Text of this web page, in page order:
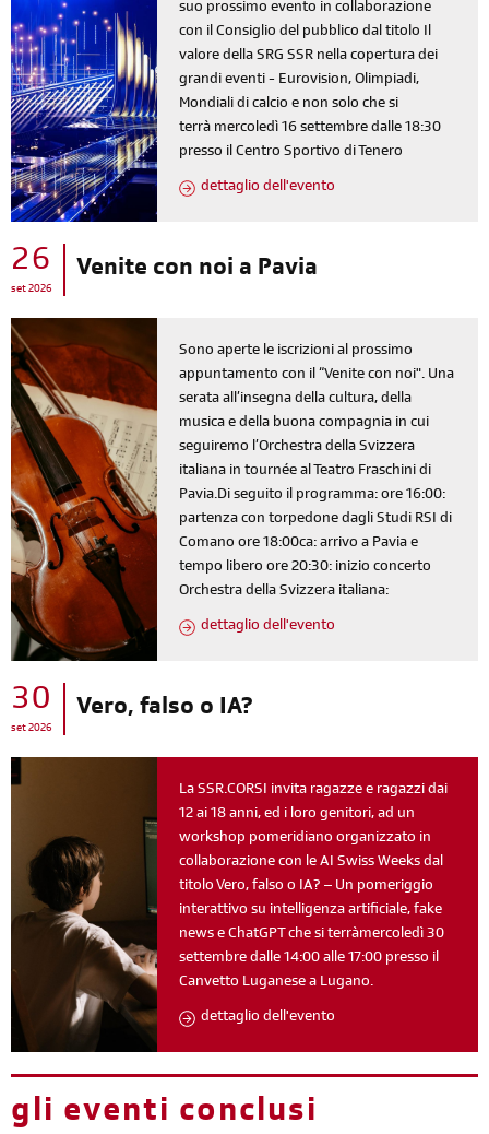
suo prossimo evento in collaborazione
con il Consiglio del pubblico dal titolo Il
valore della SRG SSR nella copertura dei
grandi eventi - Eurovision, Olimpiadi,
Mondiali di calcio e non solo che si
terrà mercoledì 16 settembre dalle 18:30
presso il Centro Sportivo di Tenero
dettaglio dell'evento
26
set 2026
Venite con noi a Pavia
Sono aperte le iscrizioni al prossimo
appuntamento con il “Venite con noi". Una
serata all’insegna della cultura, della
musica e della buona compagnia in cui
seguiremo l’Orchestra della Svizzera
italiana in tournée al Teatro Fraschini di
Pavia.Di seguito il programma: ore 16:00:
partenza con torpedone dagli Studi RSI di
Comano ore 18:00ca: arrivo a Pavia e
tempo libero ore 20:30: inizio concerto
Orchestra della Svizzera italiana:
dettaglio dell'evento
30
set 2026
Vero, falso o IA?
La SSR.CORSI invita ragazze e ragazzi dai
12 ai 18 anni, ed i loro genitori, ad un
workshop pomeridiano organizzato in
collaborazione con le AI Swiss Weeks dal
titolo Vero, falso o IA? – Un pomeriggio
interattivo su intelligenza artificiale, fake
news e ChatGPT che si terràmercoledì 30
settembre dalle 14:00 alle 17:00 presso il
Canvetto Luganese a Lugano.
dettaglio dell'evento
gli eventi conclusi